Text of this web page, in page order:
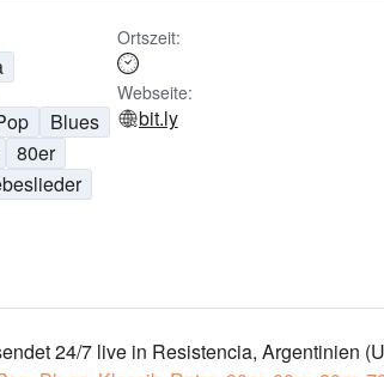
Ortszeit:
Blues
80er
Webseite:
bit.ly
24/7 live in Resistencia, Argentinien